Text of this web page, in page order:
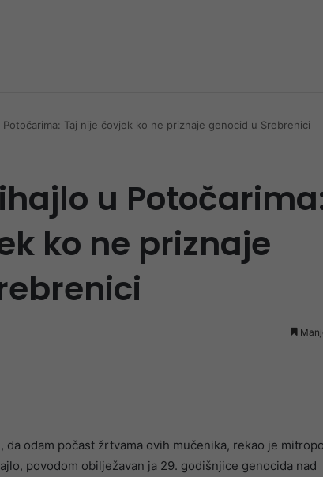
Taj nije čovjek ko ne priznaje genocid u Srebrenici
u
ko ne priznaje
da odam počast žrtvama ovih mučenika, rekao je
povodom obilježavan ja 29. godišnjice genocida nad